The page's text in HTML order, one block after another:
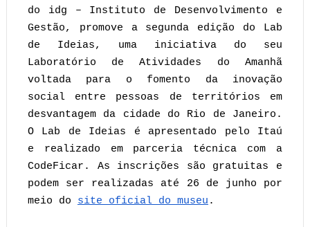
do idg – Instituto de Desenvolvimento e
Gestão, promove a segunda edição do Lab
de Ideias, uma iniciativa do seu
Laboratório de Atividades do Amanhã
voltada para o fomento da inovação
social entre pessoas de territórios em
desvantagem da cidade do Rio de Janeiro.
O Lab de Ideias é apresentado pelo Itaú
e realizado em parceria técnica com a
CodeFicar. As inscrições são gratuitas e
podem ser realizadas até 26 de junho por
meio do site oficial do museu .